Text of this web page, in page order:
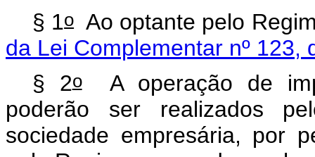
§ 1oAo optante pelo
da Lei Complementar nº
§ 2oA operação de
poderão ser realizados
sociedade empresária, por